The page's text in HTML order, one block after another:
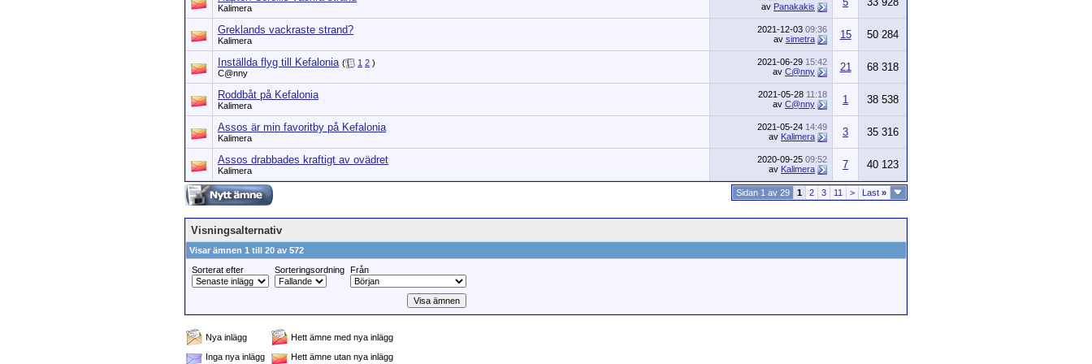
Kalimera
av Panakakis
Greklands vackraste strand?
Kalimera
2021-12-03 09:36
av simetra 15 50 284
Inställda flyg till Kefalonia ( 1 2 )
C@nny
2021-06-29 15:42
av C@nny 21 68 318
Roddbåt på Kefalonia
Kalimera
2021-05-28 11:18
av C@nny 1 38 538
Assos är min favoritby på Kefalonia
Kalimera
2021-05-24 14:49
av Kalimera 3 35 316
Assos drabbades kraftigt av ovädret
Kalimera
2020-09-25 09:52
av Kalimera 7 40 123
Sidan 1 av 29 1 2 3 11 > Last »
Visningsalternativ
Visar ämnen 1 till 20 av 572
Sorterat efter
Sorteringsordning Från
Nya inlägg
Hett ämne med nya inlägg
Inga nya inlägg
Hett ämne utan nya inlägg